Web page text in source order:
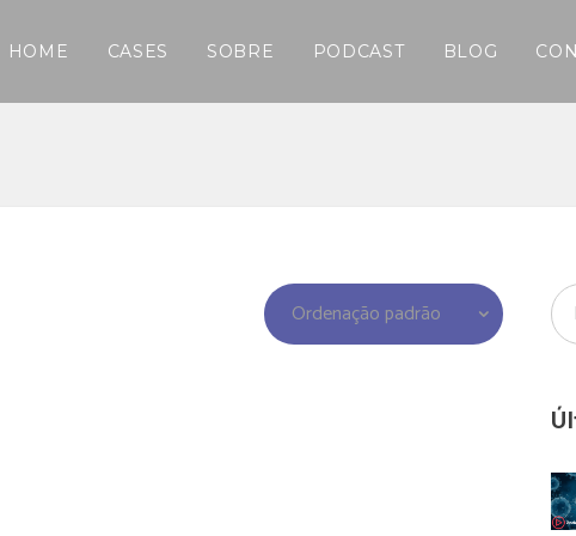
HOME CASES SOBRE PODCAST BLOG
Ordenação padrão